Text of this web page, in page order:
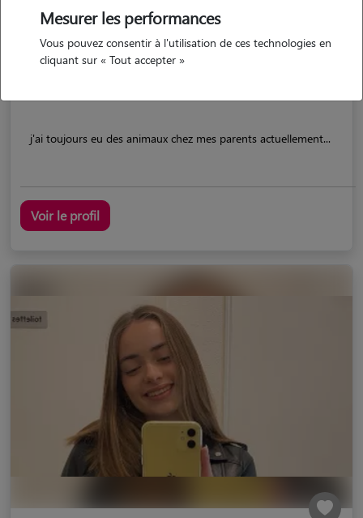
Salomé
appartement
j'ai toujours eu des animaux chez mes parents actuellement...
Voir le profil
Mesurer les performances
Vous pouvez consentir à l'utilisation de ces technologies en
cliquant sur « Tout accepter »